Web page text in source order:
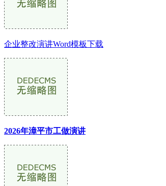
企业整改演讲Word模板下载
2026年漳平市工做演讲